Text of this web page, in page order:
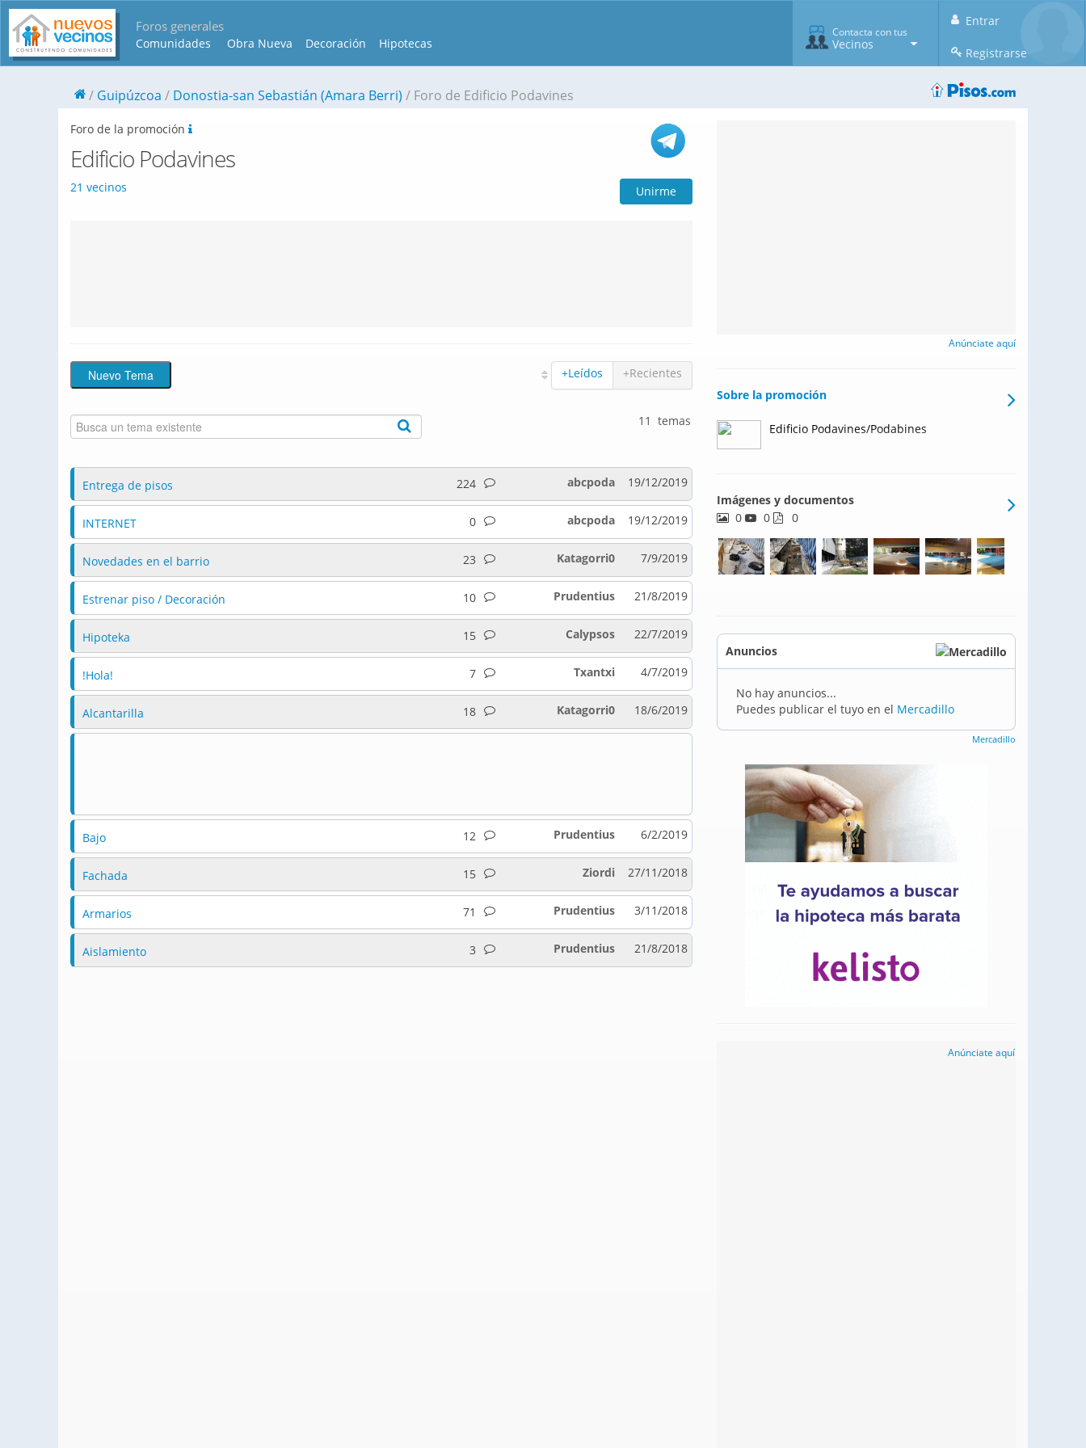
Foros generales
Comunidades Obra Nueva Decoración Hipotecas
Entrar
Registrarse
Contacta con tus
Vecinos
Guipúzcoa Donostia-san Sebastián (Amara Berri) Foro de Edificio Podavines
Foro de la promoción
Edificio Podavines
21 vecinos Unirme
+Leídos +Recientes
11 temas
Entrega de pisos 224 19/12/2019
abcpoda
INTERNET 0 19/12/2019
abcpoda
Novedades en el barrio 23 7/9/2019
Katagorri0
Estrenar piso / Decoración 10 21/8/2019
Prudentius
Hipoteka 15 22/7/2019
Calypsos
!Hola! 7 4/7/2019
Txantxi
Alcantarilla 18 18/6/2019
Katagorri0
Bajo 12 6/2/2019
Prudentius
Fachada 15 27/11/2018
Ziordi
Armarios 71 3/11/2018
Prudentius
Aislamiento 3 21/8/2018
Prudentius
Anúnciate aquí
Sobre la promoción
Edificio Podavines/Podabines
Imágenes y documentos
0
0 0
Anuncios
No hay anuncios...
Puedes publicar el tuyo en el Mercadillo
Mercadillo
Anúnciate aquí